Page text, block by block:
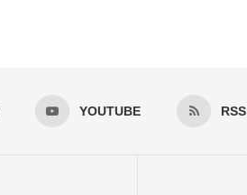
YOUTUBE RSS